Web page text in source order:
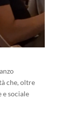
che, oltre
e sociale